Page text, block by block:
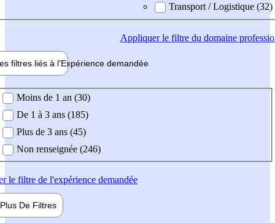
Transport / Logistique (32)
Appliquerle filtre du domaine
filtres liés à l'Expérience demandée
demandée
Moins de 1 an (30)
De 1 à 3 ans (185)
Plus de 3 ans (45)
Non renseignée (246)
le filtre de l'expérience demandée
Plus De Filtres